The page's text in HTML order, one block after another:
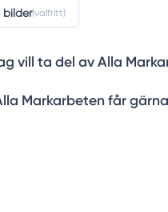
bilder(valfritt)
vill ta del av Alla
Markarbeten får